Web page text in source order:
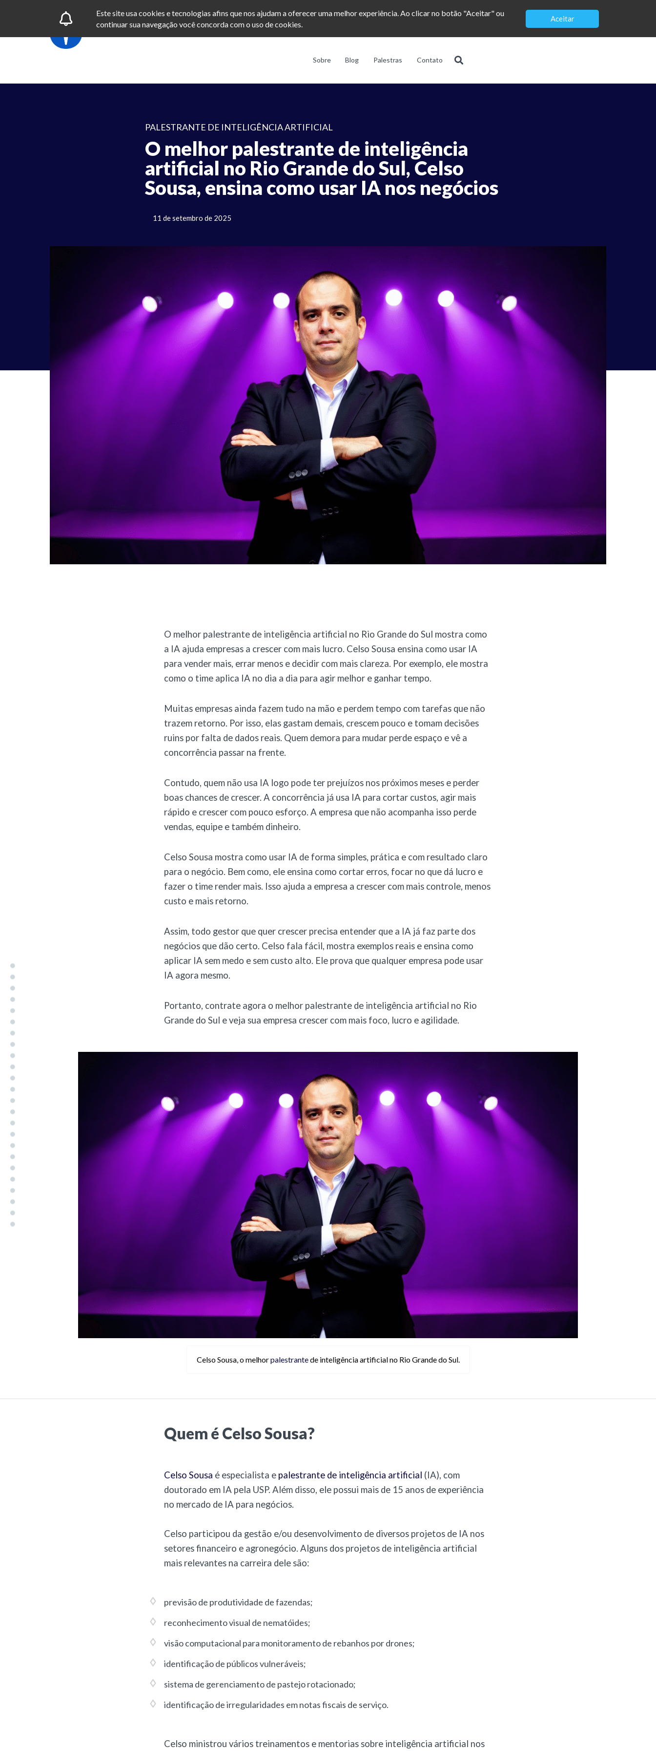
Este site usa cookies e tecnologias afins que nos ajudam a oferecer uma melhor experiência. Ao clicar no botão "Aceitar" ou
continuar sua navegação você concorda com o uso de cookies.
Aceitar
Sobre Blog Palestras Contato
PALESTRANTE DE INTELIGÊNCIA ARTIFICIAL
O melhor palestrante de inteligência
artificial no Rio Grande do Sul, Celso
Sousa, ensina como usar IA nos negócios
11 de setembro de 2025
O melhor palestrante de inteligência artificial no Rio Grande do Sul mostra como
a IA ajuda empresas a crescer com mais lucro. Celso Sousa ensina como usar IA
para vender mais, errar menos e decidir com mais clareza. Por exemplo, ele mostra
como o time aplica IA no dia a dia para agir melhor e ganhar tempo.
Muitas empresas ainda fazem tudo na mão e perdem tempo com tarefas que não
trazem retorno. Por isso, elas gastam demais, crescem pouco e tomam decisões
ruins por falta de dados reais. Quem demora para mudar perde espaço e vê a
concorrência passar na frente.
Contudo, quem não usa IA logo pode ter prejuízos nos próximos meses e perder
boas chances de crescer. A concorrência já usa IA para cortar custos, agir mais
rápido e crescer com pouco esforço. A empresa que não acompanha isso perde
vendas, equipe e também dinheiro.
Celso Sousa mostra como usar IA de forma simples, prática e com resultado claro
para o negócio. Bem como, ele ensina como cortar erros, focar no que dá lucro e
fazer o time render mais. Isso ajuda a empresa a crescer com mais controle, menos
custo e mais retorno.
Assim, todo gestor que quer crescer precisa entender que a IA já faz parte dos
negócios que dão certo. Celso fala fácil, mostra exemplos reais e ensina como
aplicar IA sem medo e sem custo alto. Ele prova que qualquer empresa pode usar
IA agora mesmo.
Portanto, contrate agora o melhor palestrante de inteligência artificial no Rio
Grande do Sul e veja sua empresa crescer com mais foco, lucro e agilidade.
Celso Sousa, o melhorpalestrantede inteligência artificial no Rio Grande do Sul.
Quem é Celso Sousa?
Celso Sousa é especialista e palestrante de inteligência artificial (IA), com
doutorado em IA pela USP. Além disso, ele possui mais de 15 anos de experiência
no mercado de IA para negócios.
Celso participou da gestão e/ou desenvolvimento de diversos projetos de IA nos
setores financeiro e agronegócio. Alguns dos projetos de inteligência artificial
mais relevantes na carreira dele são:
previsão de produtividade de fazendas;
reconhecimento visual de nematóides;
visão computacional para monitoramento de rebanhos por drones;
identificação de públicos vulneráveis;
sistema de gerenciamento de pastejo rotacionado;
identificação de irregularidades em notas fiscais de serviço.
Celso ministrou vários treinamentos e mentorias sobre inteligência artificial nos